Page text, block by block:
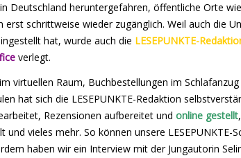
Deutschland heruntergefahren, öffentliche Orte
schrittweise wieder zugänglich. Weil auch die
hat, wurde auch die LESEPUNKTE-
verlegt.
virtuellen Raum, Buchbestellungen im
hat sich die LESEPUNKTE-Redaktion
Rezensionen aufbereitet und online gestellt
vieles mehr. So können unsere LESEPUNKTE-
haben wir ein Interview mit der Jungautorin